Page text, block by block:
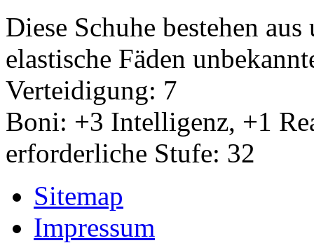
Diese Schuhe bestehen
elastische Fäden
Verteidigung: 7
Boni: +3 Intelligenz, +1
erforderliche Stufe: 32
Sitemap
Impressum